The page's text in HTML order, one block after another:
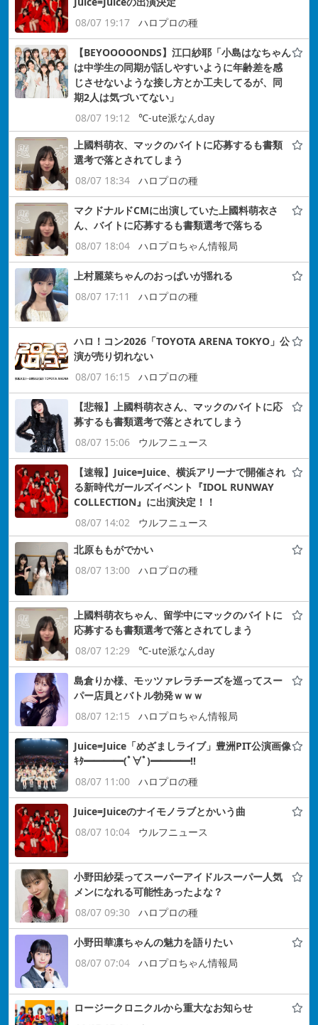
08/07 19:17
ハロプロの種
【BEYOOOOONDS】江口紗耶「小島はなちゃん
は中学生の同期が話しやすいように年齢差を感
じさせないような接し方とか工夫してるが、同
期2人は気づいてない」
08/07 19:12
℃-ute派なんday
上國料萌衣、マックのバイトに応募するも書類
選考で落とされてしまう
08/07 18:34
ハロプロの種
マクドナルドCMに出演していた上國料萌衣さ
ん、バイトに応募するも書類選考で落ちる
08/07 18:04
ハロプロちゃん情報局
上村麗菜ちゃんのおっぱいが揺れる
08/07 17:11
ハロプロの種
ハロ！コン2026「TOYOTA ARENA TOKYO」公
演が売り切れない
08/07 16:15
ハロプロの種
【悲報】上國料萌衣さん、マックのバイトに応
募するも書類選考で落とされてしまう
08/07 15:06
ウルフニュース
【速報】Juice=Juice、横浜アリーナで開催され
る新時代ガールズイベント『IDOL RUNWAY
COLLECTION』に出演決定！！
08/07 14:02
ウルフニュース
北原ももがでかい
08/07 13:00
ハロプロの種
上國料萌衣ちゃん、留学中にマックのバイトに
応募するも書類選考で落とされてしまう
08/07 12:29
℃-ute派なんday
島倉りか様、モッツァレラチーズを巡ってスー
パー店員とバトル勃発ｗｗｗ
08/07 12:15
ハロプロちゃん情報局
Juice=Juice「めざましライブ」豊洲PIT公演画像
ｷﾀ━━━━(ﾟ∀ﾟ)━━━━!!
08/07 11:00
ハロプロの種
Juice=Juiceのナイモノラブとかいう曲
08/07 10:04
ウルフニュース
小野田紗栞ってスーパーアイドルスーパー人気
メンになれる可能性あったよな？
08/07 09:30
ハロプロの種
小野田華凛ちゃんの魅力を語りたい
08/07 07:04
ハロプロちゃん情報局
ロージークロニクルから重大なお知らせ